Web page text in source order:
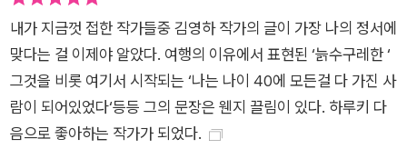
쇄’라는 주제를 그리스 비극 <오레스테이아>부터 이스마일 카
다레, 살만 루슈디로 이어나간다. 10년 만에 재출간을 준비하면
서 작가는 “여행은 세 번에 걸쳐 이루어진다. 여행을 계획하고 상
상하면서 한 번, 실제로 여행을 해나가면서 또 한 번, 그리고 그
내가 지금껏 접한 작가들중 김영하 작가의 글이 가장 나의 정서에
맞다는 걸 이제야 알았다. 여행의 이유에서 표현된 ‘늙수구레한 ‘
그것을 비롯 여기서 시작되는 ‘나는 나이 40에 모든걸 다 가진 사
람이 되어있었다‘등등 그의 문장은 웬지 끌림이 있다. 하루키 다
음으로 좋아하는 작가가 되었다.